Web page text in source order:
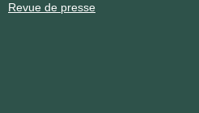
Revue de presse